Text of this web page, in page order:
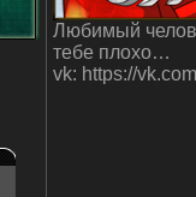
Любимый
тебе плохо…
vk: https://